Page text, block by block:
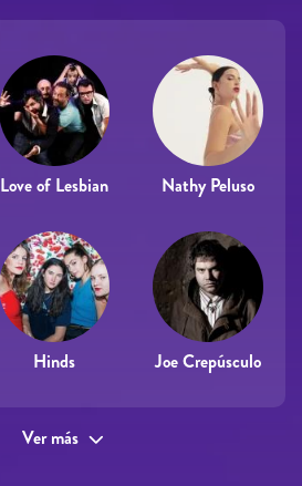
Love of Lesbian Nathy Peluso
Hinds Joe Crepúsculo
Ver más